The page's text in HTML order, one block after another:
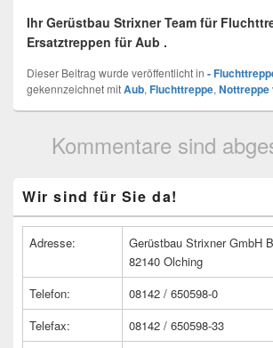
Ihr Gerüstbau Strixner Team für
Ersatztreppen für Aub .
Dieser Beitrag wurde veröffentlicht in -
gekennzeichnet mitAub, Fluchttreppe, Nottreppe
Kommentare sind
Seitenleisten
Widget-
Wir sind für Sie da!
Adresse:
Gerüstbau Strixner GmbH
82140 Olching
Telefon:
08142 / 650598-0
Telefax:
08142 / 650598-33